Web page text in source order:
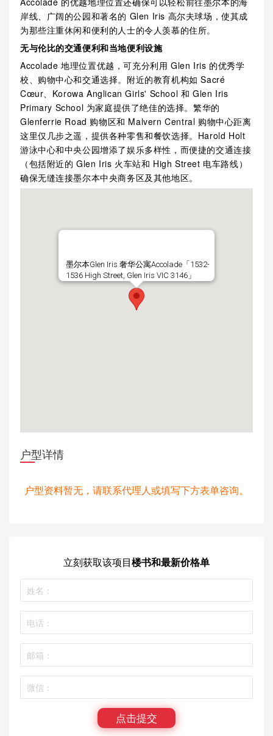
岸线、广阔的公园和著名的 Glen Iris 高尔夫球场，使其成
为那些注重休闲和便利的人士的令人羡慕的住所。
无与伦比的交通便利和当地便利设施
Accolade 地理位置优越，可充分利用 Glen Iris 的优秀学
校、购物中心和交通选择。附近的教育机构如 Sacré
Cœur、Korowa Anglican Girls' School 和 Glen Iris
Primary School 为家庭提供了绝佳的选择。繁华的
Glenferrie Road 购物区和 Malvern Central 购物中心距离
这里仅几步之遥，提供各种零售和餐饮选择。Harold Holt
游泳中心和中央公园增添了娱乐多样性，而便捷的交通连接
（包括附近的 Glen Iris 火车站和 High Street 电车路线）
确保无缝连接墨尔本中央商务区及其他地区。
墨尔本Glen Iris 奢华公寓Accolade「1532-
1536 High Street, Glen Iris VIC 3146」
户型详情
户型资料暂无，请联系代理人或填写下方表单咨询。
立刻获取该项目楼书和最新价格单
点击提交